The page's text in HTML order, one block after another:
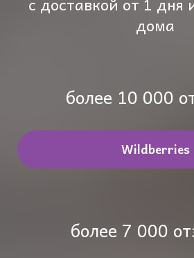
дома
более 10 000
Wildberries
более 7 000